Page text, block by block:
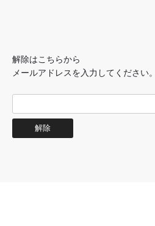
解除はこちらから
メールアドレスを入力してください。